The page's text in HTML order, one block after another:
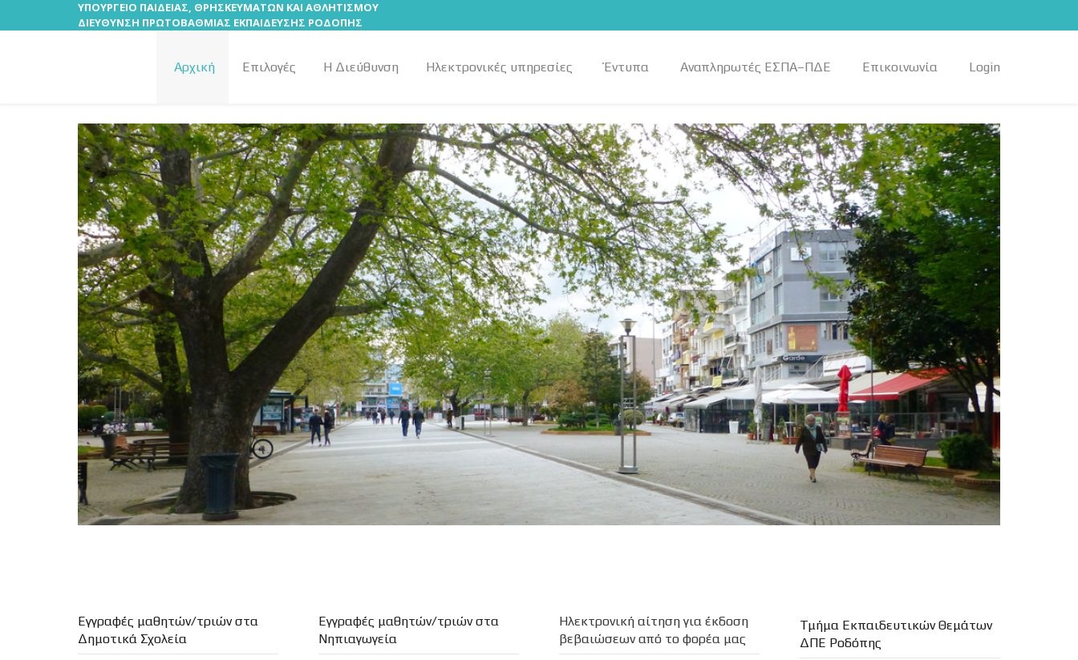
ΥΠΟΥΡΓΕΙΟ ΠΑΙΔΕΙΑΣ, ΘΡΗΣΚΕΥΜΑΤΩΝ ΚΑΙ ΑΘΛΗΤΙΣΜΟΥ
ΔΙΕΥΘΥΝΣΗ ΠΡΩΤΟΒΑΘΜΙΑΣ ΕΚΠΑΙΔΕΥΣΗΣ ΡΟΔΟΠΗΣ
Αρχική Επιλογές Η Διεύθυνση Ηλεκτρονικές υπηρεσίες Έντυπα Αναπληρωτές ΕΣΠΑ–ΠΔΕ Επικοινωνία Login
Εγγραφές μαθητών/τριών στα
Δημοτικά Σχολεία
Εγγραφές μαθητών/τριών στα
Νηπιαγωγεία
Ηλεκτρονική αίτηση για έκδοση
βεβαιώσεων από το φορέα μας
Τμήμα Εκπαιδευτικών Θεμάτων
ΔΠΕ Ροδόπης